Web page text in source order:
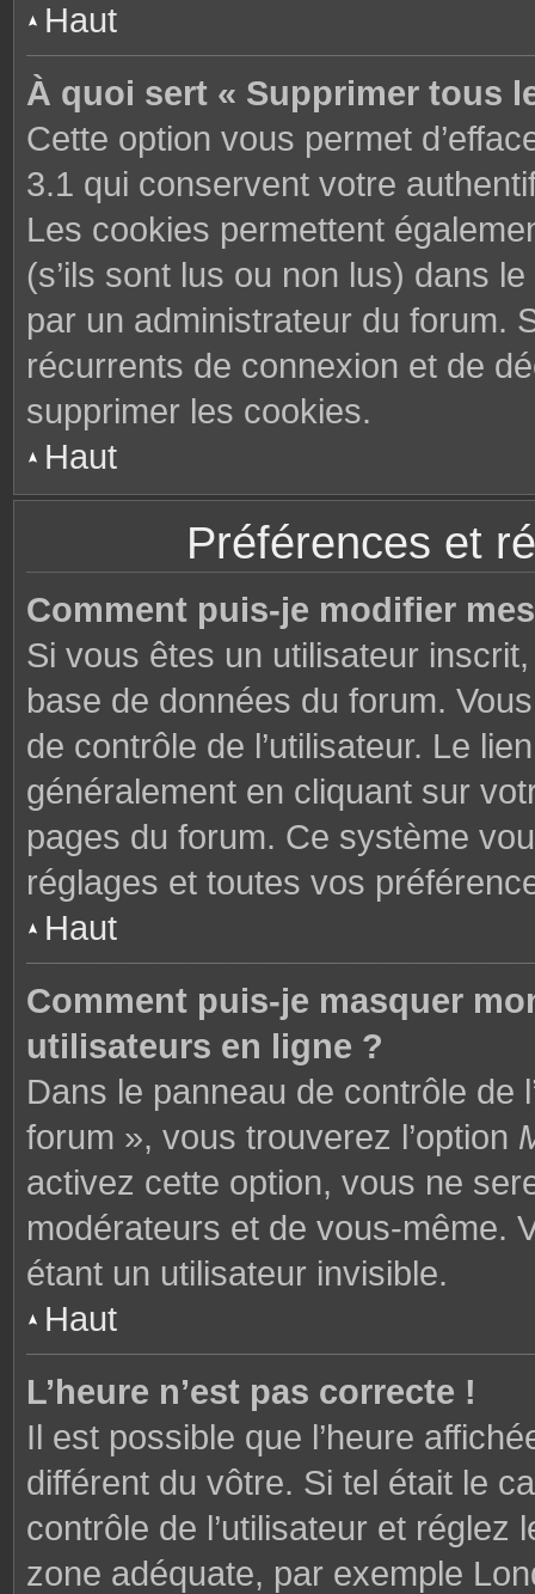
Haut
À quoi sert « Supprimer tous
Cette option vous permet
3.1 qui conservent votre
Les cookies permettent
(s’ils sont lus ou non lus) dans
par un administrateur du forum.
récurrents de connexion et de
supprimer les cookies.
Haut
Préférences et
Comment puis-je modifier
Si vous êtes un utilisateur
base de données du forum.
de contrôle de l’utilisateur. Le
généralement en cliquant sur
pages du forum. Ce système
réglages et toutes vos
Haut
Comment puis-je masquer
utilisateurs en ligne ?
Dans le panneau de contrôle de
forum », vous trouverez l’option
activez cette option, vous ne
modérateurs et de vous-même.
étant un utilisateur invisible.
Haut
L’heure n’est pas correcte !
Il est possible que l’heure
différent du vôtre. Si tel était le
contrôle de l’utilisateur et
zone adéquate, par exemple